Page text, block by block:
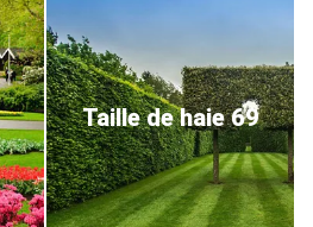
Taille de haie 69